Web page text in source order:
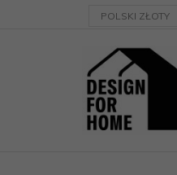
currency_h